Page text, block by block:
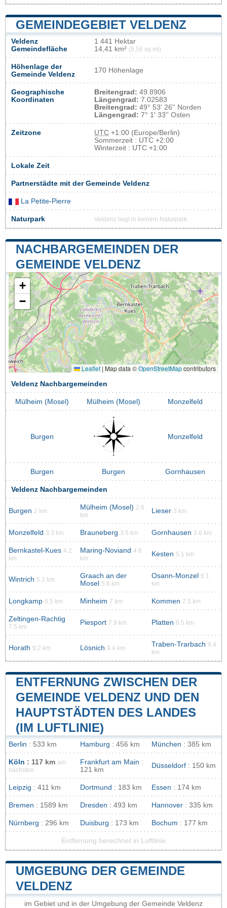
GEMEINDEGEBIET VELDENZ
Veldenz
Gemeindefläche
1 441 Hektar
14,41 km² (5,56 sq mi)
Höhenlage der
Gemeinde Veldenz
170 Höhenlage
Geographische
Koordinaten
Breitengrad: 49.8906
Längengrad: 7.02583
Breitengrad: 49° 53' 26'' Norden
Längengrad: 7° 1' 33'' Osten
Zeitzone UTC +1:00 (Europe/Berlin)
Sommerzeit : UTC +2:00
Winterzeit : UTC +1:00
Lokale Zeit
Partnerstädte mit der Gemeinde Veldenz
La Petite-Pierre
Naturpark Veldenz liegt in keinem Naturpark
NACHBARGEMEINDEN DER
GEMEINDE VELDENZ
+
−
Leaflet | Map data ©OpenStreetMapcontributors
Veldenz Nachbargemeinden
Mülheim (Mosel) Mülheim (Mosel) Monzelfeld
Burgen Monzelfeld
Burgen Burgen Gornhausen
Veldenz Nachbargemeinden
Burgen 2 km Mülheim (Mosel) 2.6
km
Lieser 3 km
Monzelfeld 3.3 km Brauneberg 3.5 km Gornhausen 3.6 km
Bernkastel-Kues 4.2
km
Maring-Noviand 4.6
km
Kesten 5.1 km
Wintrich 5.2 km
Graach an der
Mosel 5.6 km
Osann-Monzel 6.1
km
Longkamp 6.5 km Minheim 7 km Kommen 7.5 km
Zeltingen-Rachtig
7.5 km
Piesport 7.9 km Platten 8.5 km
Horath 9.2 km Lösnich 9.4 km Traben-Trarbach 9.4
km
ENTFERNUNG ZWISCHEN DER
GEMEINDE VELDENZ UND DEN
HAUPTSTÄDTEN DES LANDES
(IM LUFTLINIE)
Berlin : 533 km Hamburg : 456 km München : 385 km
Köln : 117 km am
nächsten
Frankfurt am Main :
121 km
Düsseldorf : 150 km
Leipzig : 411 km Dortmund : 183 km Essen : 174 km
Bremen : 1589 km Dresden : 493 km Hannover : 335 km
Nürnberg : 296 km Duisburg : 173 km Bochum : 177 km
Entfernung berechnet in Luftlinie
UMGEBUNG DER GEMEINDE
VELDENZ
im Gebiet und in der Umgebung der Gemeinde Veldenz